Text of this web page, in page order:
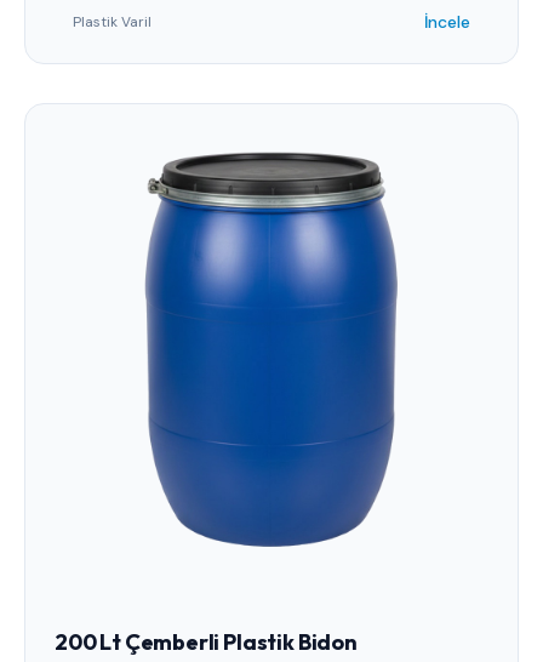
Plastik Varil İncele
200 Lt Çemberli Plastik Bidon